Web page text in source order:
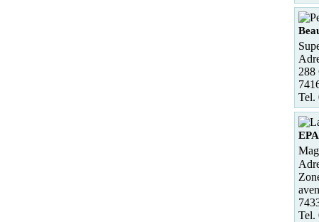
288
Tel.
Tel.